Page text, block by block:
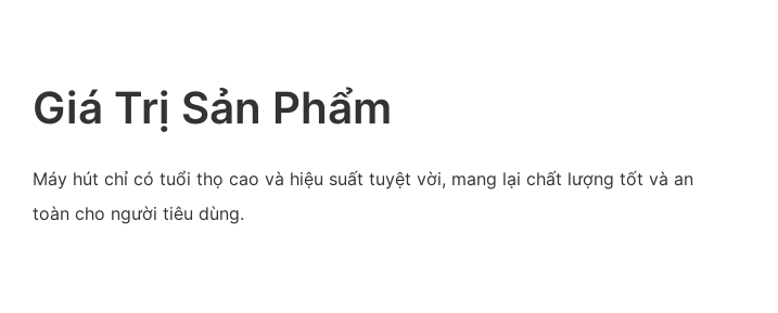
Giá Trị Sản Phẩm
Máy hút chỉ có tuổi thọ cao và hiệu suất tuyệt vời, mang lại chất lượng tốt và an
toàn cho người tiêu dùng.